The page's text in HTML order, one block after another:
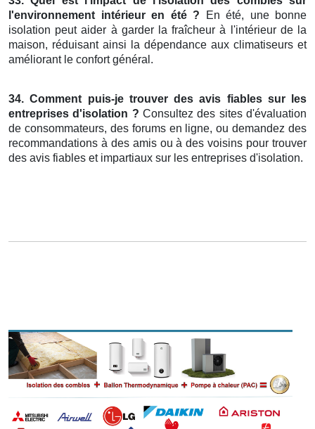
l'environnement intérieur en été ? En été, une bonne
isolation peut aider à garder la fraîcheur à l'intérieur de la
maison, réduisant ainsi la dépendance aux climatiseurs et
améliorant le confort général.
34. Comment puis-je trouver des avis fiables sur les
entreprises d'isolation ? Consultez des sites d'évaluation
de consommateurs, des forums en ligne, ou demandez des
recommandations à des amis ou à des voisins pour trouver
des avis fiables et impartiaux sur les entreprises d'isolation.